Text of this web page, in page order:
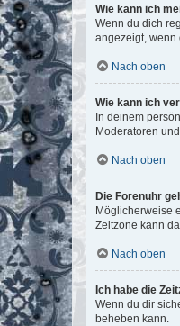
Wie kann ich
Wenn du dich
angezeigt, wenn
Nach oben
Wie kann ich
In deinem
Moderatoren
Nach oben
Die Forenuhr
Möglicherweise
Zeitzone kann
Nach oben
Ich habe die
Wenn du dir
beheben kann.